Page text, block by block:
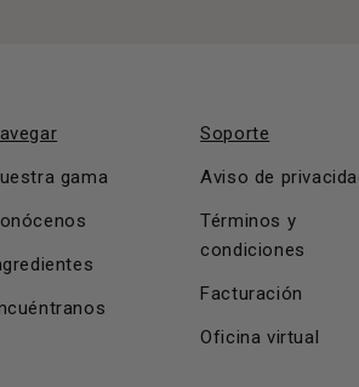
gama
Soporte
Aviso de
Términos y
condiciones
Facturación
Oficina virtual